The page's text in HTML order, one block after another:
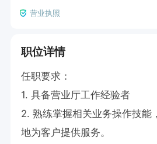
营业执照
职位详情
任职要求：
1. 具备营业厅工作经验者
2. 熟练掌握相关业务操作技能
地为客户提供服务。